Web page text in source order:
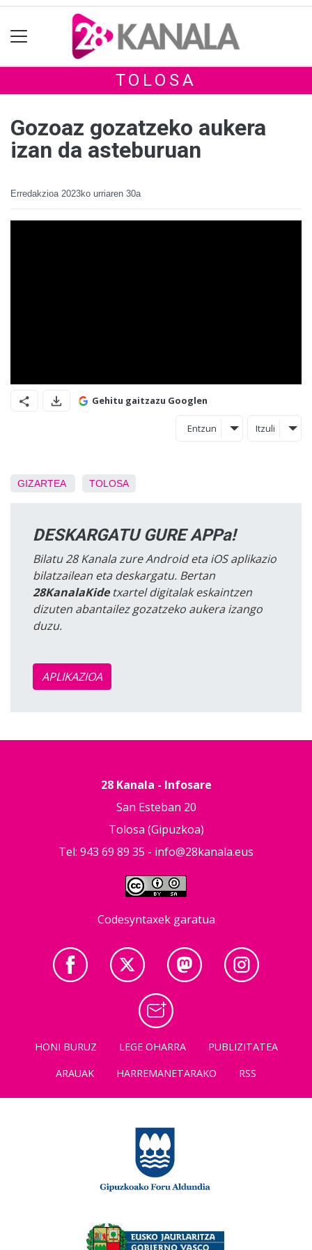
TOLOSA
Gozoaz gozatzeko aukera
izan da asteburuan
Erredakzioa 2023ko urriaren 30a
Gehitu gaitzazu Googlen
Entzun Itzuli
GIZARTEA TOLOSA
DESKARGATU GURE APPa!
Bilatu 28 Kanala zure Android eta iOS aplikazio
bilatzailean eta deskargatu. Bertan
28KanalaKidetxartel digitalak eskaintzen
dizuten abantailez gozatzeko aukera izango
duzu.
APLIKAZIOA
28 Kanala - Infosare
San Esteban 20
Tolosa (Gipuzkoa)
Tel: 943 69 89 35 - info@28kanala.eus
Codesyntaxek garatua
HONI BURUZ LEGE OHARRA
PUBLIZITATEA
ARAUAK
HARREMANETARAKO RSS